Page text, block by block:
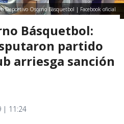
Deportivo Osorno Básquetbol | Facebook oficial
Básquetbol:
partido
arriesga sanción
| 11:24